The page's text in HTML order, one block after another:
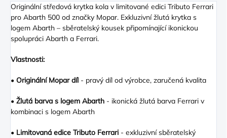
Originální středová krytka kola v limitované edici Tributo Ferrari
pro Abarth 500 od značky Mopar. Exkluzivní žlutá krytka s
logem Abarth – sběratelský kousek připomínající ikonickou
spolupráci Abarth a Ferrari.
Vlastnosti:
• Originální Mopar díl - pravý díl od výrobce, zaručená kvalita
• Žlutá barva s logem Abarth - ikonická žlutá barva Ferrari v
kombinaci s logem Abarth
• Limitovaná edice Tributo Ferrari - exkluzivní sběratelský